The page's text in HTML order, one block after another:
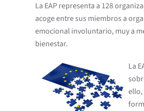
La EAP representa a 128
acoge entre sus miembros a
emocional involuntario, muy a
bienestar.
La
ello,